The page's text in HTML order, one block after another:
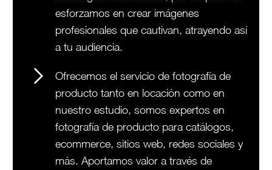
esforzamos en crear imágenes
profesionales que cautivan, atrayendo así
a tu audiencia.
Ofrecemos el servicio de fotografía de
producto tanto en locación como en
nuestro estudio, somos expertos en
fotografía de producto para catálogos,
ecommerce, sitios web, redes sociales y
más. Aportamos valor a través de